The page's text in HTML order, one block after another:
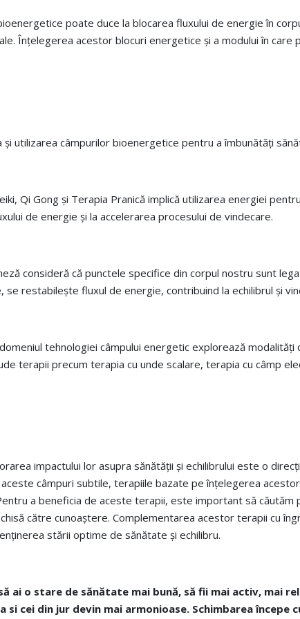
poate duce la blocarea fluxului de energie în
Înțelegerea acestor blocuri energetice și a modului în
utilizarea câmpurilor bioenergetice pentru a îmbunătăți
Qi Gong și Terapia Pranică implică utilizarea energiei
de energie și la accelerarea procesului de vindecare.
consideră că punctele specifice din corpul nostru sunt
restabilește fluxul de energie, contribuind la echilibrul și
tehnologiei câmpului energetic explorează
terapii precum terapia cu unde scalare, terapia cu câmp
impactului lor asupra sănătății și echilibrului este o
câmpuri subtile, terapiile bazate pe înțelegerea
a beneficia de aceste terapii, este important să căutăm
către cunoaștere. Complementarea acestor terapii cu
stării optime de sănătate și echilibru.
ai o stare de sănătate mai bună, să fii mai activ, mai
si cei din jur devin mai armonioase. Schimbarea începe